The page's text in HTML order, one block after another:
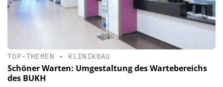
TOP-THEMEN • KLINIKBAU
Schöner Warten: Umgestaltung des Wartebereichs
des BUKH